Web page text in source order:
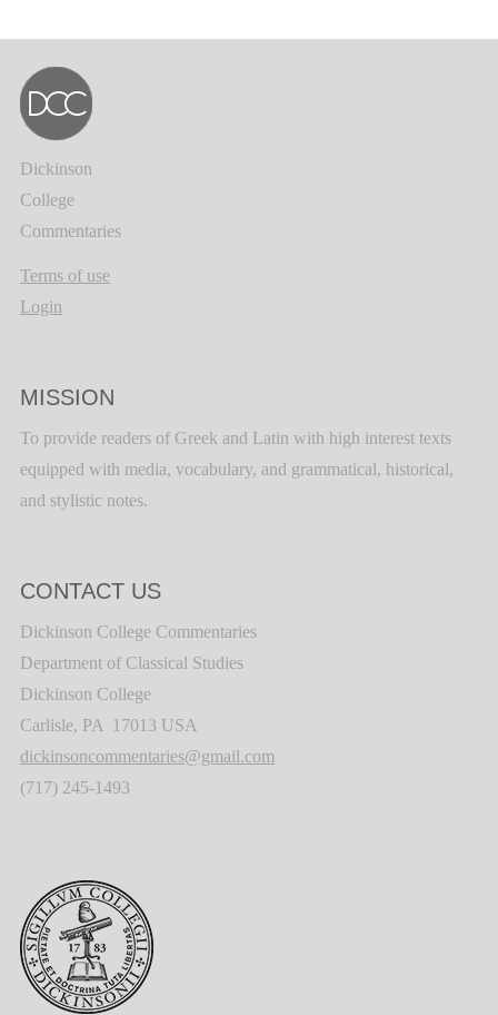
Dickinson
College
Commentaries
Terms of use
Login
MISSION
To provide readers of Greek and Latin with high interest texts
equipped with media, vocabulary, and grammatical, historical,
and stylistic notes.
CONTACT US
Dickinson College Commentaries
Department of Classical Studies
Dickinson College
Carlisle, PA 17013 USA
dickinsoncommentaries@gmail.com
(717) 245-1493